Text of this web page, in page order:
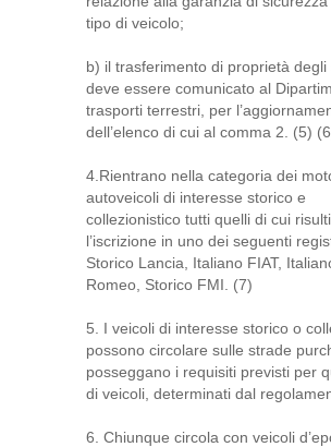
tipo di veicolo;
b) il trasferimento di proprietà degli
deve essere comunicato al
trasporti terrestri, per
dell’elenco di cui al comma 2. (5)
4.Rientrano nella categoria dei
autoveicoli di interesse storico e
collezionistico tutti quelli di cui risulti
l’iscrizione in uno dei seguenti
Storico Lancia, Italiano FIAT,
Romeo, Storico FMI. (7)
5. I veicoli di interesse storico o
possono circolare sulle strade
posseggano i requisiti previsti per
di veicoli, determinati dal
6. Chiunque circola con veicoli